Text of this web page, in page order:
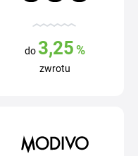
do 3,25%
zwrotu